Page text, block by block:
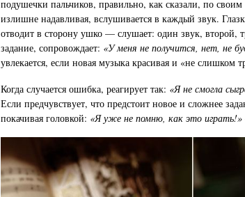
подушечки пальчиков, правильно, как сказали, по своим
излишне надавливая, вслушивается в каждый звук.
отводит в сторону ушко — слушает: один звук, второй,
задание, сопровождает: «У меня не получится, нет, не
увлекается, если новая музыка красивая и «не слишком
Когда случается ошибка, реагирует так: «Я не смогла
Если предчувствует, что предстоит новое и сложнее
покачивая головкой: «Я уже не помню, как это играть!»